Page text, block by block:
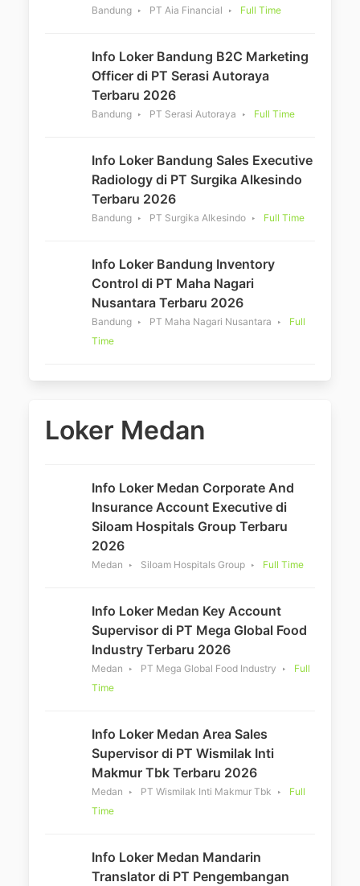
Bandung PT Aia Financial Full Time
Info Loker Bandung B2C Marketing
Officer di PT Serasi Autoraya
Terbaru 2026
Bandung PT Serasi Autoraya Full Time
Info Loker Bandung Sales Executive
Radiology di PT Surgika Alkesindo
Terbaru 2026
Bandung PT Surgika Alkesindo Full Time
Info Loker Bandung Inventory
Control di PT Maha Nagari
Nusantara Terbaru 2026
Bandung PT Maha Nagari Nusantara
Full
Time
Loker Medan
Info Loker Medan Corporate And
Insurance Account Executive di
Siloam Hospitals Group Terbaru
2026
Medan Siloam Hospitals Group Full Time
Info Loker Medan Key Account
Supervisor di PT Mega Global Food
Industry Terbaru 2026
Medan PT Mega Global Food Industry
Full
Time
Info Loker Medan Area Sales
Supervisor di PT Wismilak Inti
Makmur Tbk Terbaru 2026
Medan PT Wismilak Inti Makmur Tbk
Full
Time
Info Loker Medan Mandarin
Translator di PT Pengembangan